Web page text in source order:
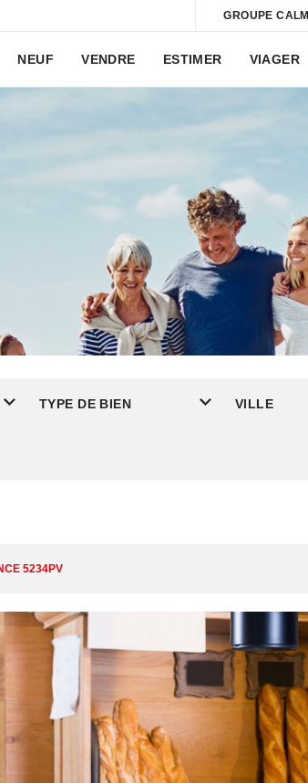
GROUPE CALM
NEUF VENDRE ESTIMER VIAGER
TYPE DE BIEN VILLE
5234PV